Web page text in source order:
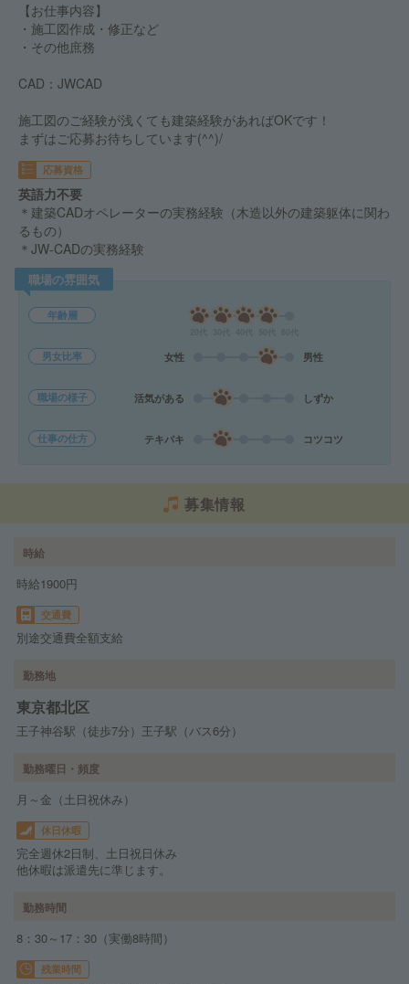
【お仕事内容】
・施工図作成・修正など
・その他庶務
CAD：JWCAD
施工図のご経験が浅くても建築経験があればOKです！
まずはご応募お待ちしています(^^)/
応募資格
英語力不要
＊建築CADオペレーターの実務経験（木造以外の建築躯体に関わ
るもの）
＊JW-CADの実務経験
職場の雰囲気
年齢層
男女比率 女性 男性
職場の様子 活気がある しずか
仕事の仕方 テキパキ コツコツ
募集情報
時給
時給1900円
交通費
別途交通費全額支給
勤務地
東京都北区
王子神谷駅（徒歩7分）王子駅（バス6分）
勤務曜日・頻度
月～金（土日祝休み）
休日休暇
完全週休2日制、土日祝日休み
他休暇は派遣先に準じます。
勤務時間
8：30～17：30（実働8時間）
残業時間